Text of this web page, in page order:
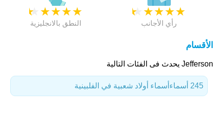
★
★
★
★
★
النطق بالانجليزية
★
★
★
★
★
رأي الأجانب
الأقسام
Jefferson يحدث فى الفئات التالية
أسماء أولاد شعبية في الفلبينية 245 أسماء